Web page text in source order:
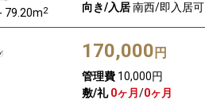
79.20m2
向き/入居南西/即入居可
170,000 円
管理費10,000円
敷/礼 0ヶ月 /0ヶ月